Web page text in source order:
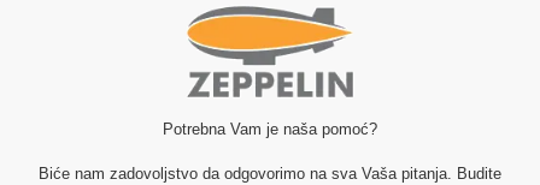
Potrebna Vam je naša pomoć?
Biće nam zadovoljstvo da odgovorimo na sva Vaša pitanja. Budite